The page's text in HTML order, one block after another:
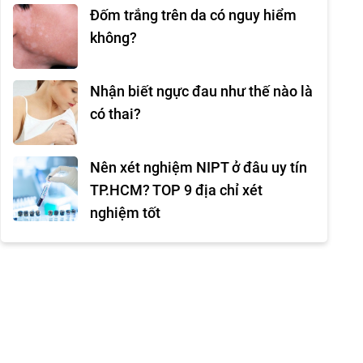
Đốm trắng trên da có nguy hiểm
không?
Nhận biết ngực đau như thế nào là
có thai?
Nên xét nghiệm NIPT ở đâu uy tín
TP.HCM? TOP 9 địa chỉ xét
nghiệm tốt